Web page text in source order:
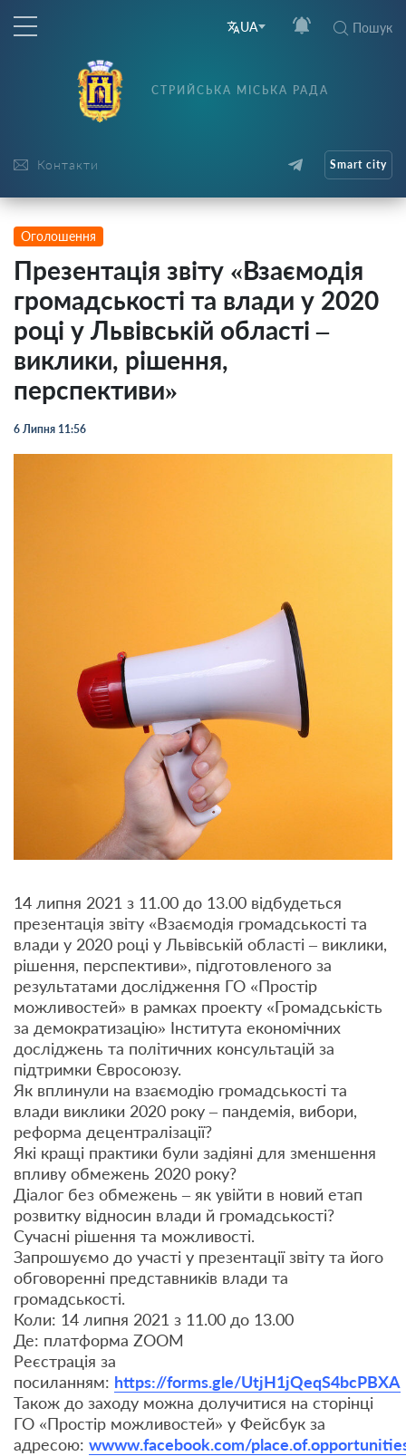
UA Пошук
Контакти
СТРИЙСЬКА МІСЬКА РАДА
Smart city
Оголошення
Презентація звіту «Взаємодія
громадськості та влади у 2020
році у Львівській області –
виклики, рішення,
перспективи»
6 Липня 11:56
14 липня 2021 з 11.00 до 13.00 відбудеться
презентація звіту «Взаємодія громадськості та
влади у 2020 році у Львівській області – виклики,
рішення, перспективи», підготовленого за
результатами дослідження ГО «Простір
можливостей» в рамках проекту «Громадськість
за демократизацію» Інститута економічних
досліджень та політичних консультацій за
підтримки Євросоюзу.
Як вплинули на взаємодію громадськості та
влади виклики 2020 року – пандемія, вибори,
реформа децентралізації?
Які кращі практики були задіяні для зменшення
впливу обмежень 2020 року?
Діалог без обмежень – як увійти в новий етап
розвитку відносин влади й громадськості?
Сучасні рішення та можливості.
Запрошуємо до участі у презентації звіту та його
обговоренні представників влади та
громадськості.
Коли: 14 липня 2021 з 11.00 до 13.00
Де: платформа ZOOM
Реєстрація за
посиланням: https://forms.gle/UtjH1jQeqS4bcPBXA
Також до заходу можна долучитися на сторінці
ГО «Простір можливостей» у Фейсбук за
адресою: wwww.facebook.com/